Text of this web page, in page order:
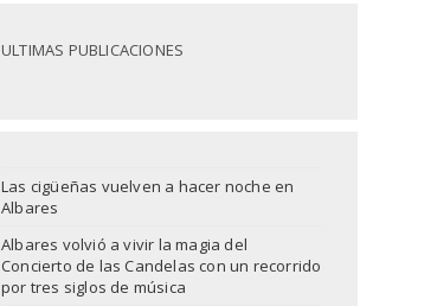
ULTIMAS PUBLICACIONES
Las cigüeñas vuelven a hacer noche en
Albares
Albares volvió a vivir la magia del
Concierto de las Candelas con un recorrido
por tres siglos de música